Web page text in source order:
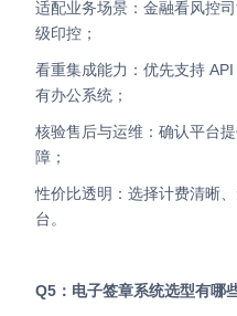
适配业务场景：金融看风控司法、政务看合规资质、集团看分
级印控；
看重集成能力：优先支持 API 对接 OA、ERP、企业微信等现
有办公系统；
核验售后与运维：确认平台提供合规出证、技术售后、故障保
障；
性价比透明：选择计费清晰、无隐形收费、可按需扩容的平
台。
Q5：电子签章系统选型有哪